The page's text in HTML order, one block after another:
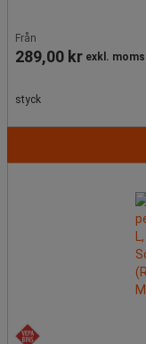
Från
289,00 kr exkl. moms
styck